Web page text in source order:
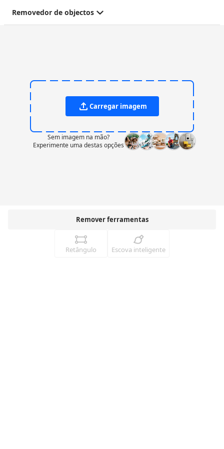
Removedor de objectos
Remover ferramentas
Retângulo Escova inteligente
Carregar imagem
Sem imagem na mão?
Experimente uma destas opções